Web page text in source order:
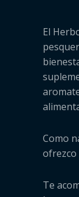
El
Como
ofrezco
Te